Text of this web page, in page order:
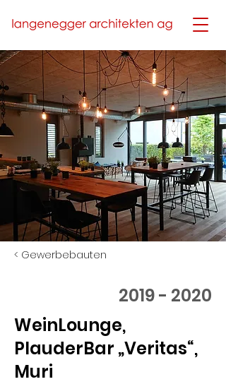
< Gewerbebauten
2019 - 2020
WeinLounge,
PlauderBar „Veritas“,
Muri